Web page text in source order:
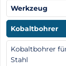
Werkzeug
Kobaltbohrer
Kobaltbohrer
Stahl